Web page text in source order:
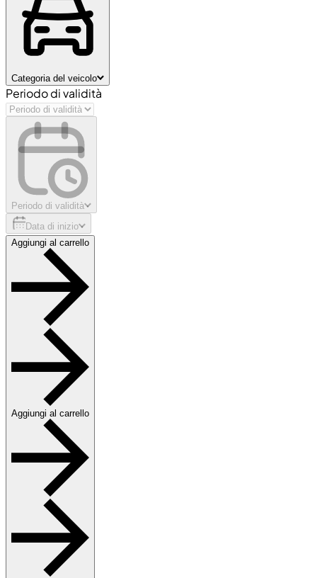
Categoria del veicolo
Periodo di validità
Periodo di validità
Data di inizio
Aggiungi al carrello
Aggiungi al carrello